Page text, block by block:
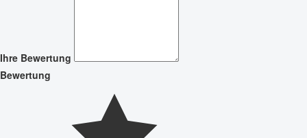
Ihre Bewertung
Bewertung